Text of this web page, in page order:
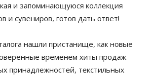
и запоминающуюся коллекция
и сувениров, готов дать ответ!
нашли пристанище, как новые
временем хиты продаж
принадлежностей, текстильных